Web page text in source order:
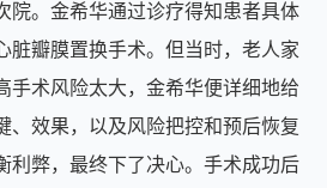
院。金希华通过诊疗得知患者具体
脏瓣膜置换手术。但当时，老人家
手术风险太大，金希华便详细地给
、效果，以及风险把控和预后恢复
利弊，最终下了决心。手术成功后